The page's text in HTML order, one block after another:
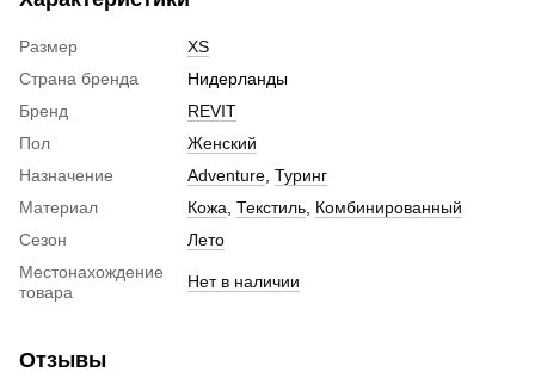
Размер
XS
Страна бренда
Нидерланды
Бренд
REVIT
Пол
Женский
Назначение
Adventure Туринг
Материал
Кожа Текстиль Комбинированный
Сезон
Лето
Местонахождение
товара
Нет в наличии
Отзывы